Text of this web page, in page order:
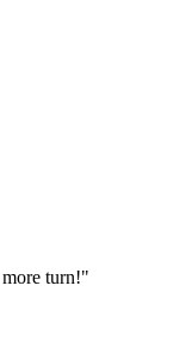
turn!"